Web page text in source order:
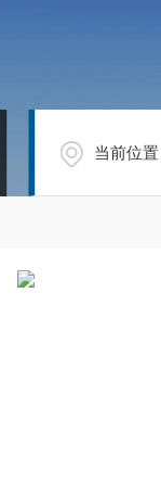
当前位